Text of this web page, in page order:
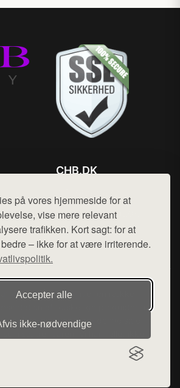
på vores hjemmeside for at
vise mere relevant
trafikken. Kort sagt: for at
– ikke for at være irriterende.
Accepter alle
ikke‑nødvendige
CHB.DK
Mail: hej@want.dk
Cookie- og privatlivspolitik
af want.dk, der udgiver en række
af forskellige produkter fra
sælges ikke varer fra denne side - vi
som sælger varen. Vi har heller ikke